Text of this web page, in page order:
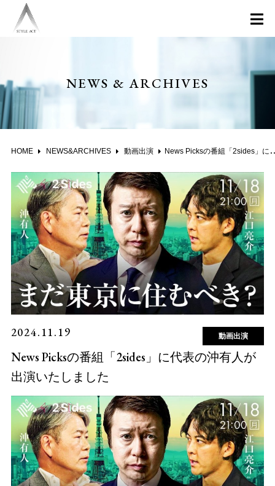
NEWS & ARCHIVES
HOME NEWS&ARCHIVES 動画出演 News Picksの番組「2sides」に代表の沖有人が出演いたしました
2024.11.19 動画出演
News Picksの番組「2sides」に代表の沖有人が
出演いたしました